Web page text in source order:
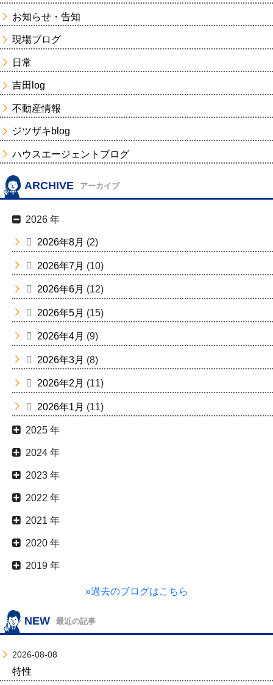
お知らせ・告知
現場ブログ
日常
吉田log
不動産情報
ジツザキblog
ハウスエージェントブログ
ARCHIVE アーカイブ
2026 年
2026年8月 (2)
2026年7月 (10)
2026年6月 (12)
2026年5月 (15)
2026年4月 (9)
2026年3月 (8)
2026年2月 (11)
2026年1月 (11)
2025 年
2024 年
2023 年
2022 年
2021 年
2020 年
2019 年
»過去のブログはこちら
NEW 最近の記事
2026-08-08
特性